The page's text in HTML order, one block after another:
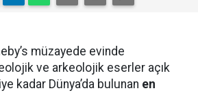
müzayede evinde
ve arkeolojik eserler açık
kadar Dünya’da bulunan en